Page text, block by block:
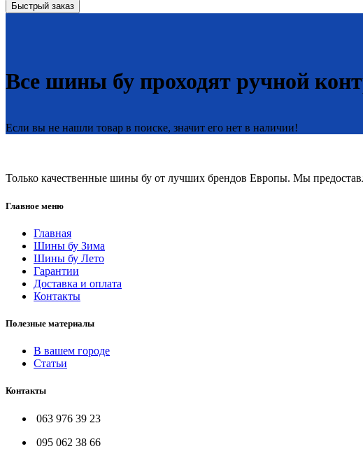
Быстрый заказ
Все шины бу проходят ручной
Если вы не нашли товар в поиске, значит его нет в наличии!
Только качественные шины бу от лучших брендов Европы. Мы
Главное меню
Главная
Шины бу Зима
Шины бу Лето
Гарантии
Доставка и оплата
Контакты
Полезные материалы
В вашем городе
Статьи
Контакты
063 976 39 23
095 062 38 66